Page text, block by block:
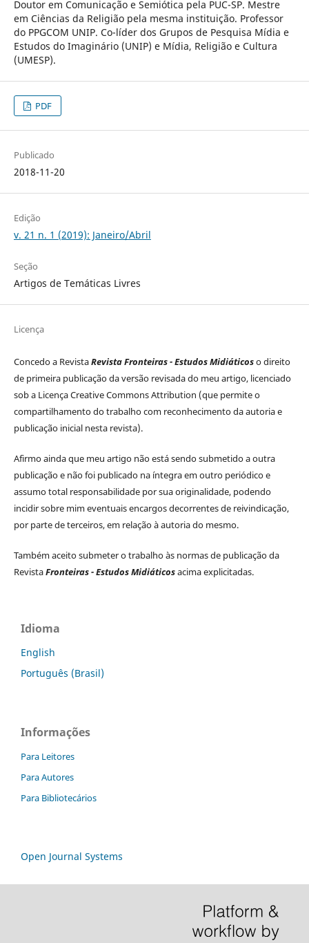
Doutor em Comunicação e Semiótica pela PUC-SP. Mestre
em Ciências da Religião pela mesma instituição. Professor
do PPGCOM UNIP. Co-líder dos Grupos de Pesquisa Mídia e
Estudos do Imaginário (UNIP) e Mídia, Religião e Cultura
(UMESP).
PDF
Publicado
2018-11-20
Edição
v. 21 n. 1 (2019): Janeiro/Abril
Seção
Artigos de Temáticas Livres
Licença
Concedo a RevistaRevista Fronteiras - Estudos Midiáticoso direito
de primeira publicação da versão revisada do meu artigo, licenciado
sob a Licença Creative Commons Attribution (que permite o
compartilhamento do trabalho com reconhecimento da autoria e
publicação inicial nesta revista).
Afirmo ainda que meu artigo não está sendo submetido a outra
publicação e não foi publicado na íntegra em outro periódico e
assumo total responsabilidade por sua originalidade, podendo
incidir sobre mim eventuais encargos decorrentes de reivindicação,
por parte de terceiros, em relação à autoria do mesmo.
Também aceito submeter o trabalho às normas de publicação da
RevistaFronteiras - Estudos Midiáticosacima explicitadas.
Idioma
English
Português (Brasil)
Informações
Para Leitores
Para Autores
Para Bibliotecários
Open Journal Systems